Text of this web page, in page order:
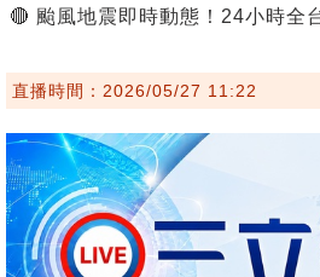
🔴 颱風地震即時動態！24小時全
直播時間：2026/05/27 11:22